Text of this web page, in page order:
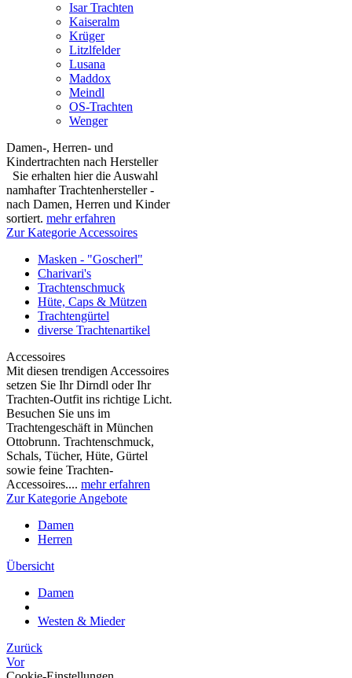
Isar Trachten
Kaiseralm
Krüger
Litzlfelder
Lusana
Maddox
Meindl
OS-Trachten
Wenger
Damen-, Herren- und
Kindertrachten nach Hersteller
Sie erhalten hier die Auswahl
namhafter Trachtenhersteller -
nach Damen, Herren und Kinder
sortiert. mehr erfahren
Zur Kategorie Accessoires
Masken - "Goscherl"
Charivari's
Trachtenschmuck
Hüte, Caps & Mützen
Trachtengürtel
diverse Trachtenartikel
Accessoires
Mit diesen trendigen Accessoires
setzen Sie Ihr Dirndl oder Ihr
Trachten-Outfit ins richtige Licht.
Besuchen Sie uns im
Trachtengeschäft in München
Ottobrunn. Trachtenschmuck,
Schals, Tücher, Hüte, Gürtel
sowie feine Trachten-
Accessoires.... mehr erfahren
Zur Kategorie Angebote
Damen
Herren
Übersicht
Damen
Westen & Mieder
Zurück
Vor